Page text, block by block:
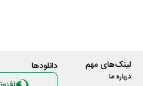
لینک‌های مهم
درباره ما
دانلود‌ها